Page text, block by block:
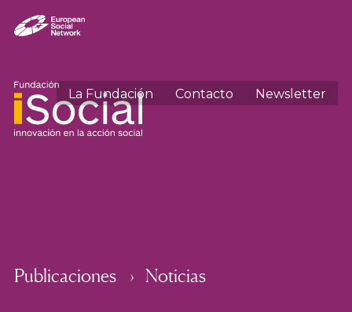
La Fundación Contacto Newsletter
Publicaciones Noticias